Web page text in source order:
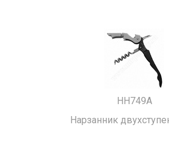
HH749A
Нарзанник